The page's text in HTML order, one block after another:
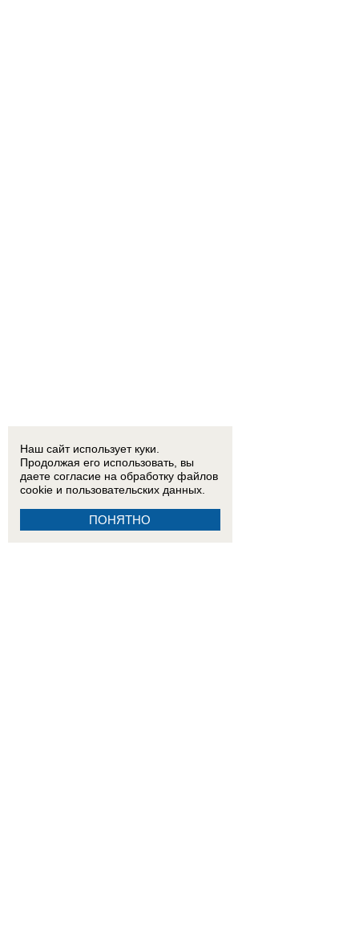
Наш сайт использует куки.
Продолжая его использовать, вы
даете согласие на обработку файлов
cookie и пользовательских данных.
ПОНЯТНО